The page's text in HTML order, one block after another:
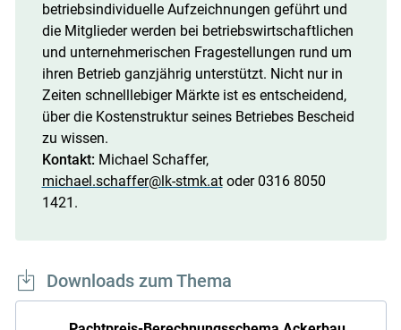
betriebsindividuelle Aufzeichnungen geführt und
die Mitglieder werden bei betriebswirtschaftlichen
und unternehmerischen Fragestellungen rund um
ihren Betrieb ganzjährig unterstützt. Nicht nur in
Zeiten schnelllebiger Märkte ist es entscheidend,
über die Kostenstruktur seines Betriebes Bescheid
zu wissen.
Kontakt: Michael Schaffer,
michael.schaffer@lk-stmk.atoder 0316 8050
1421.
Downloads zum Thema